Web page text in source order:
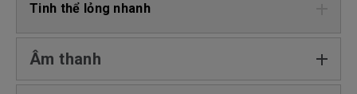
Tinh thể lỏng nhanh
Âm thanh